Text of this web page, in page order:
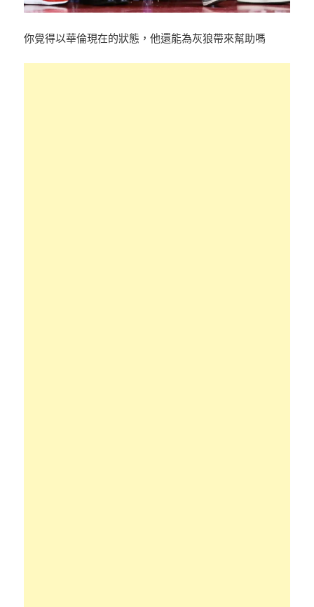
你覺得以華倫現在的狀態，他還能為灰狼帶來幫助嗎